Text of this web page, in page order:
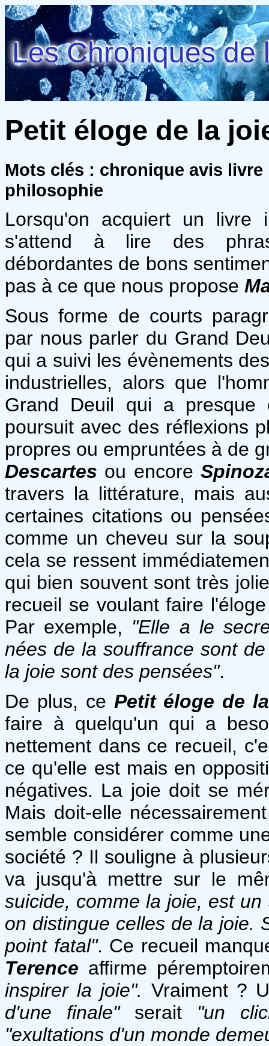
Les Chroniques de
Petit éloge de la
Mots clés : chronique avis
philosophie
Lorsqu'on acquiert un livre
s'attend à lire des
débordantes de bons
pas à ce que nous propose
Sous forme de courts
par nous parler du Grand
qui a suivi les évènements
industrielles, alors que
Grand Deuil qui a
poursuit avec des réflexions
propres ou empruntées à de
Descartes ou encore
travers la littérature, mais
certaines citations ou
comme un cheveu sur la
cela se ressent
qui bien souvent sont très
recueil se voulant faire
Par exemple, "Elle a le
nées de la souffrance sont
la joie sont des pensées".
De plus, ce Petit éloge de
faire à quelqu'un qui a
nettement dans ce recueil,
ce qu'elle est mais en
négatives. La joie doit se
Mais doit-elle
semble considérer comme
société ? Il souligne à
va jusqu'à mettre sur le
suicide, comme la joie, est
on distingue celles de la joie.
point fatal". Ce recueil
Terence affirme
inspirer la joie". Vraiment ?
d'une finale"serait "un
"exultations d'un monde